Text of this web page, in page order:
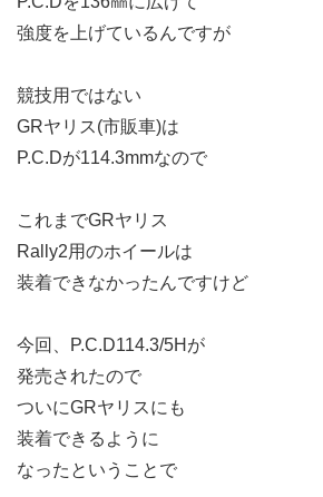
強度を上げているんですが
競技用ではない
GRヤリス(市販車)は
P.C.Dが114.3mmなので
これまでGRヤリス
Rally2用のホイールは
装着できなかったんですけど
今回、P.C.D114.3/5Hが
発売されたので
ついにGRヤリスにも
装着できるように
なったということで